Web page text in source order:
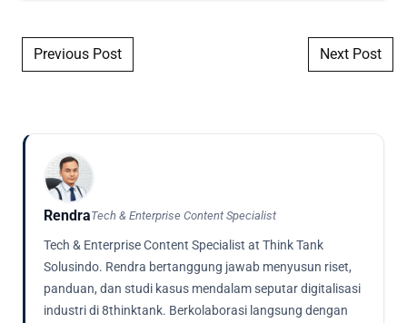
Post navigation
Previous Post Next Post
RendraTech & Enterprise Content Specialist
Tech & Enterprise Content Specialist at Think Tank
Solusindo. Rendra bertanggung jawab menyusun riset,
panduan, dan studi kasus mendalam seputar digitalisasi
industri di 8thinktank. Berkolaborasi langsung dengan